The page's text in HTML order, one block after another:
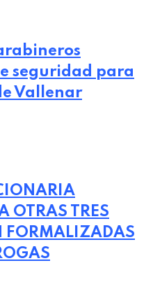
seguridad para
Vallenar
OTRAS TRES
FORMALIZADAS